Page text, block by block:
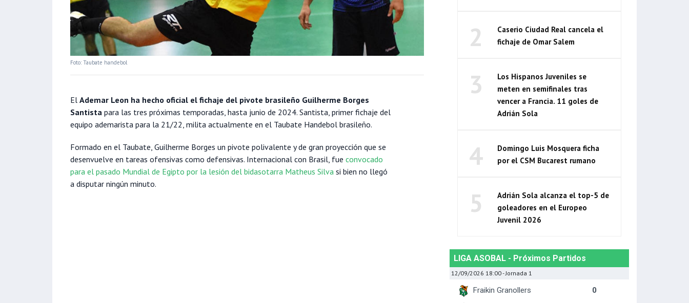
Foto: Taubate handebol
El Ademar Leon ha hecho oficial el fichaje del pivote brasileño Guilherme Borges
Santista para las tres próximas temporadas, hasta junio de 2024. Santista, primer fichaje del
equipo ademarista para la 21/22, milita actualmente en el Taubate Handebol brasileño.
Formado en el Taubate, Guilherme Borges un pivote polivalente y de gran proyección que se
desenvuelve en tareas ofensivas como defensivas. Internacional con Brasil, fue convocado
para el pasado Mundial de Egipto por la lesión del bidasotarra Matheus Silva si bien no llegó
a disputar ningún minuto.
2
Caserio Ciudad Real cancela el
fichaje de Omar Salem
3
Los Hispanos Juveniles se
meten en semifinales tras
vencer a Francia. 11 goles de
Adrián Sola
4
Domingo Luis Mosquera ficha
por el CSM Bucarest rumano
5
Adrián Sola alcanza el top-5 de
goleadores en el Europeo
Juvenil 2026
LIGA ASOBAL - Próximos Partidos
12/09/2026 18:00- Jornada 1
Fraikin Granollers
0